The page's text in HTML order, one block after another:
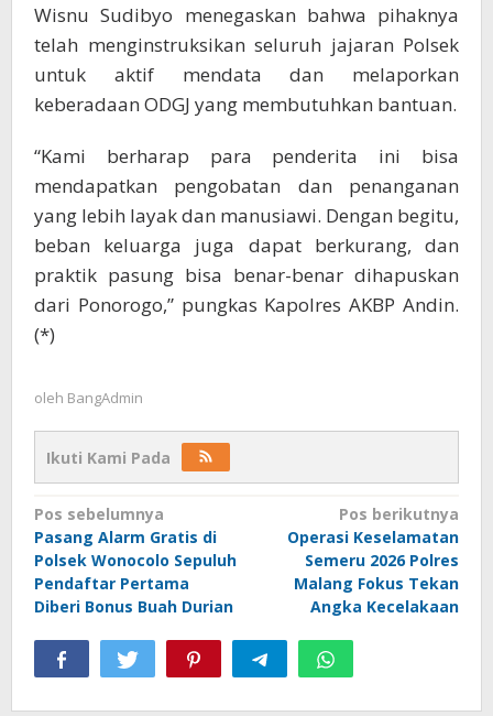
Wisnu Sudibyo menegaskan bahwa pihaknya
telah menginstruksikan seluruh jajaran Polsek
untuk aktif mendata dan melaporkan
keberadaan ODGJ yang membutuhkan bantuan.
“Kami berharap para penderita ini bisa
mendapatkan pengobatan dan penanganan
yang lebih layak dan manusiawi. Dengan begitu,
beban keluarga juga dapat berkurang, dan
praktik pasung bisa benar-benar dihapuskan
dari Ponorogo,” pungkas Kapolres AKBP Andin.
(*)
oleh BangAdmin
Ikuti Kami Pada
Navigasi
pos
Pos sebelumnya
Pasang Alarm Gratis di
Polsek Wonocolo Sepuluh
Pendaftar Pertama
Diberi Bonus Buah Durian
Pos berikutnya
Operasi Keselamatan
Semeru 2026 Polres
Malang Fokus Tekan
Angka Kecelakaan